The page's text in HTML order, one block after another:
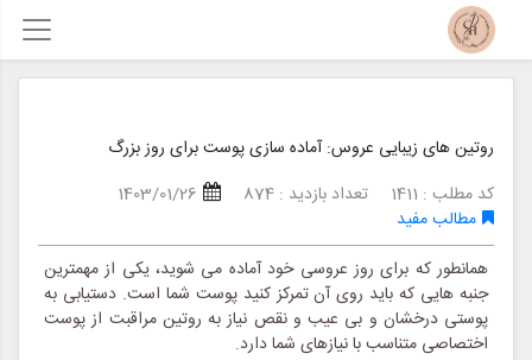
روتین های زیبایی عروس: آماده سازی پوست برای روز بزرگ
کد مطلب : 1411
تعداد بازدید : 874
1403/01/26
مطالب مفید
همانطور که برای روز عروسی خود آماده می شوید، یکی از مهمترین
جنبه هایی که باید روی آن تمرکز کنید پوست شما است. دستیابی به
پوستی درخشان و بی عیب و نقص نیاز به روتین مراقبت از پوست
اختصاصی متناسب با نیازهای شما دارد.